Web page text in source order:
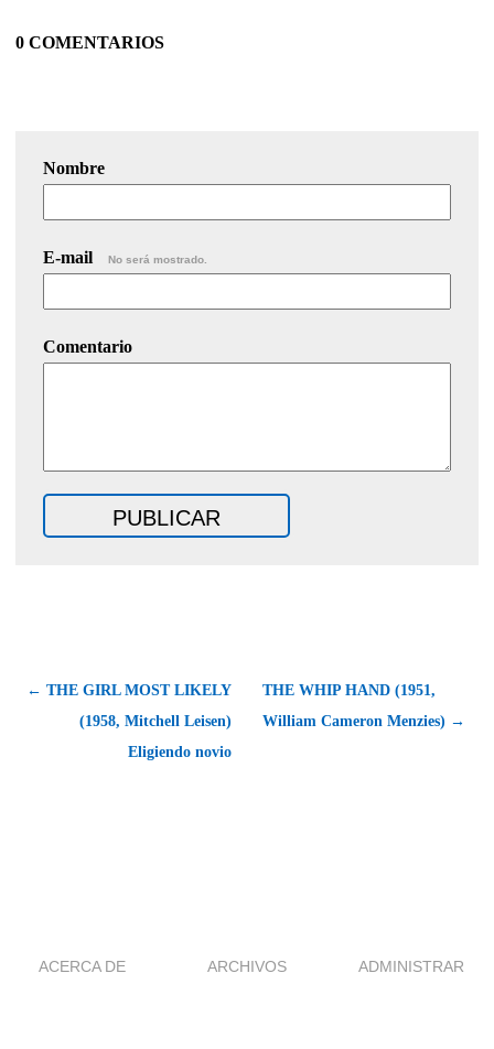
0 COMENTARIOS
Nombre
E-mail No será mostrado.
Comentario
← THE GIRL MOST LIKELY
(1958, Mitchell Leisen)
Eligiendo novio
THE WHIP HAND (1951,
William Cameron Menzies) →
ACERCA DE ARCHIVOS ADMINISTRAR